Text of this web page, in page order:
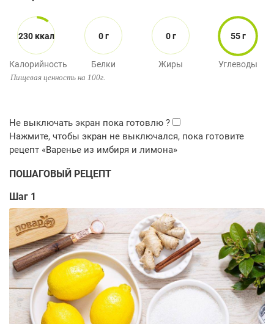
230 ккал
Калорийность
0 г
Белки
0 г
Жиры
55 г
Углеводы
Пищевая ценность на 100г.
ПОШАГОВЫЙ РЕЦЕПТ
Шаг 1